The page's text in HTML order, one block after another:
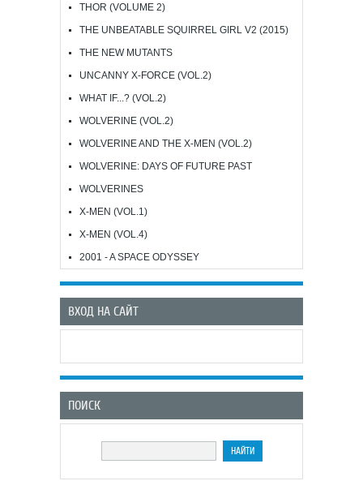
THOR (VOLUME 2)
THE UNBEATABLE SQUIRREL GIRL V2 (2015)
THE NEW MUTANTS
UNCANNY X-FORCE (VOL.2)
WHAT IF...? (VOL.2)
WOLVERINE (VOL.2)
WOLVERINE AND THE X-MEN (VOL.2)
WOLVERINE: DAYS OF FUTURE PAST
WOLVERINES
X-MEN (VOL.1)
X-MEN (VOL.4)
2001 - A SPACE ODYSSEY
ВХОД НА САЙТ
ПОИСК